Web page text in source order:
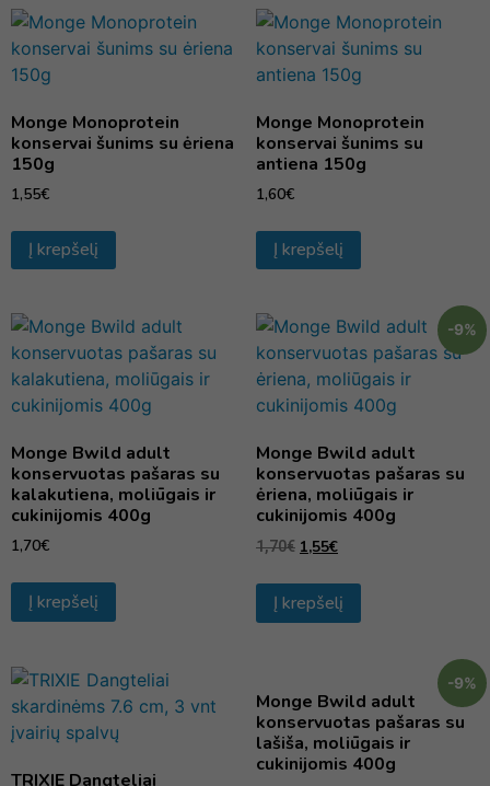
Monge Monoprotein
konservai šunims su ėriena
150g
1,55€
Į krepšelį
Monge Monoprotein
konservai šunims su
antiena 150g
1,60€
Į krepšelį
Monge Bwild adult
konservuotas pašaras su
kalakutiena, moliūgais ir
cukinijomis 400g
1,70€
Į krepšelį
-9%
Monge Bwild adult
konservuotas pašaras su
ėriena, moliūgais ir
cukinijomis 400g
1,70€ 1,55€
Į krepšelį
TRIXIE Dangteliai
-9%
Monge Bwild adult
konservuotas pašaras su
lašiša, moliūgais ir
cukinijomis 400g